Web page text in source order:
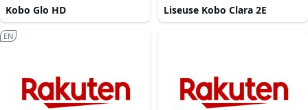
Kobo Glo HD Liseuse Kobo Clara 2E
EN